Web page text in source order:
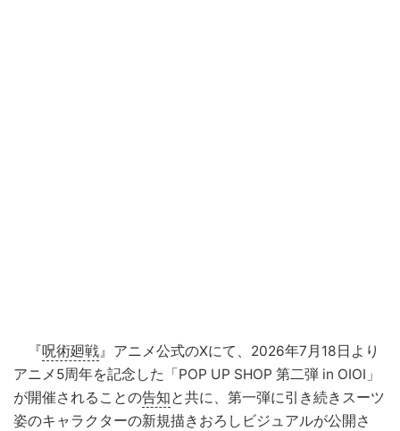
『呪術廻戦』アニメ公式のXにて、2026年7月18日より
アニメ5周年を記念した「POP UP SHOP 第二弾 in OIOI」
が開催されることの告知と共に、第一弾に引き続きスーツ
姿のキャラクターの新規描きおろしビジュアルが公開さ